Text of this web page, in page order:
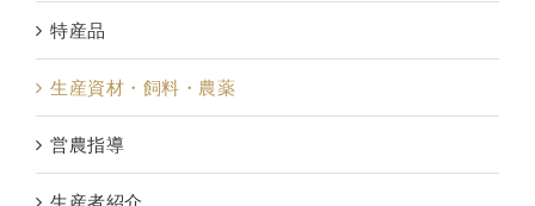
特産品
生産資材・飼料・農薬
営農指導